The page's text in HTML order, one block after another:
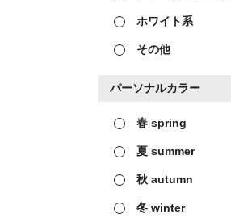
ホワイト系
その他
パーソナルカラー
春 spring
夏 summer
秋 autumn
冬 winter